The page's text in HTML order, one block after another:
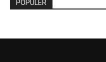
POPULER